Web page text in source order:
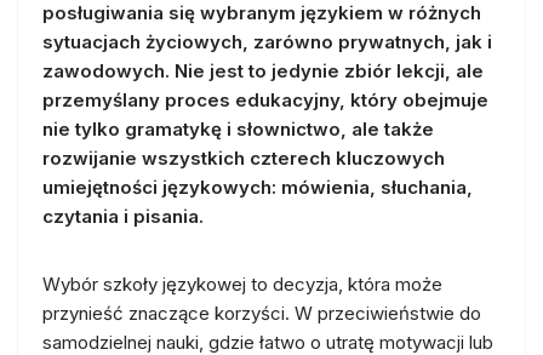
posługiwania się wybranym językiem w różnych
sytuacjach życiowych, zarówno prywatnych, jak i
zawodowych. Nie jest to jedynie zbiór lekcji, ale
przemyślany proces edukacyjny, który obejmuje
nie tylko gramatykę i słownictwo, ale także
rozwijanie wszystkich czterech kluczowych
umiejętności językowych: mówienia, słuchania,
czytania i pisania.
Wybór szkoły językowej to decyzja, która może
przynieść znaczące korzyści. W przeciwieństwie do
samodzielnej nauki, gdzie łatwo o utratę motywacji lub